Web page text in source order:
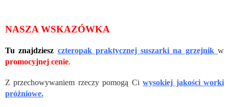
NASZA WSKAZÓWKA
Tu znajdziesz czteropak praktycznej suszarki na grzejnik w
promocyjnej cenie.
Z przechowywaniem rzeczy pomogą Ciwysokiej jakości worki
próżniowe.